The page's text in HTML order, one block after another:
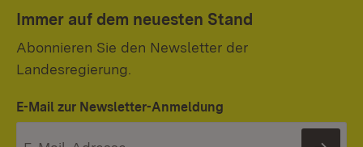
Immer auf dem neuesten Stand
Abonnieren Sie den Newsletter der
Landesregierung.
E-Mail zur Newsletter-Anmeldung